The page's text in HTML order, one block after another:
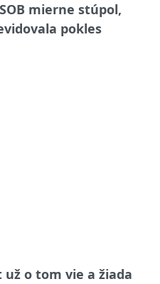
mierne stúpol,
pokles
o tom vie a žiada